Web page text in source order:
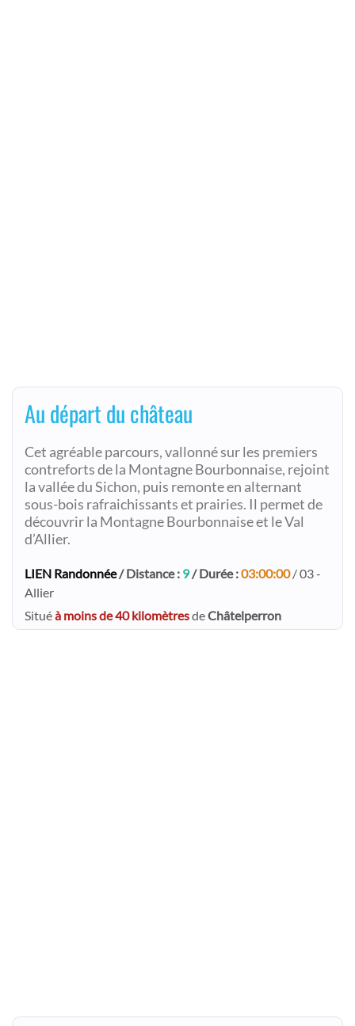
Au départ du château
Cet agréable parcours, vallonné sur les premiers
contreforts de la Montagne Bourbonnaise, rejoint
la vallée du Sichon, puis remonte en alternant
sous-bois rafraichissants et prairies. Il permet de
découvrir la Montagne Bourbonnaise et le Val
d’Allier.
LIEN Randonnée/ Distance : 9/ Durée :03:00:00/ 03 -
Allier
Situéà moins de 40 kilomètresdeChâtelperron